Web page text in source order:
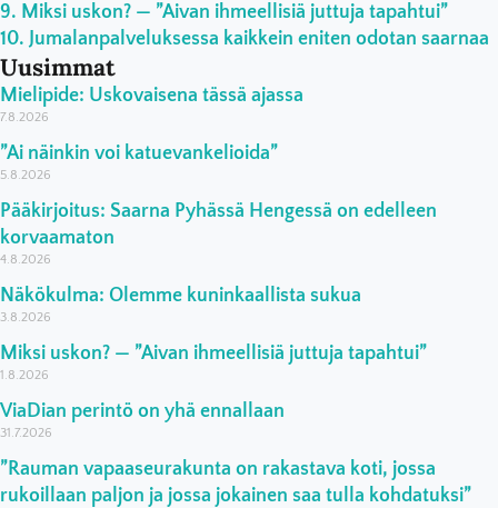
Miksi uskon? — ”Aivan ihmeellisiä juttuja tapahtui”
Jumalanpalveluksessa kaikkein eniten odotan saarnaa
Uusimmat
Mielipide: Uskovaisena tässä ajassa
7.8.2026
”Ai näinkin voi katuevankelioida”
5.8.2026
Pääkirjoitus: Saarna Pyhässä Hengessä on edelleen
korvaamaton
4.8.2026
Näkökulma: Olemme kuninkaallista sukua
3.8.2026
Miksi uskon? — ”Aivan ihmeellisiä juttuja tapahtui”
1.8.2026
ViaDian perintö on yhä ennallaan
31.7.2026
”Rauman vapaaseurakunta on rakastava koti, jossa
rukoillaan paljon ja jossa jokainen saa tulla kohdatuksi”